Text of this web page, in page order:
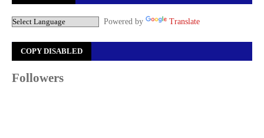
Powered by Translate
COPY DISABLED
Followers